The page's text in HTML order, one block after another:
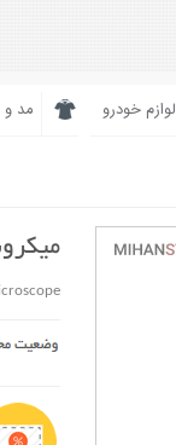
لوازم خودرو مد